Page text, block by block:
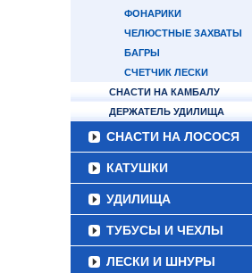
ФОНАРИКИ
ЧЕЛЮСТНЫЕ ЗАХВАТЫ
БАГРЫ
СЧЕТЧИК ЛЕСКИ
СНАСТИ НА КАМБАЛУ
ДЕРЖАТЕЛЬ УДИЛИЩА
СНАСТИ НА ЛОСОСЯ
КАТУШКИ
УДИЛИЩА
ТУБУСЫ И ЧЕХЛЫ
ЛЕСКИ И ШНУРЫ